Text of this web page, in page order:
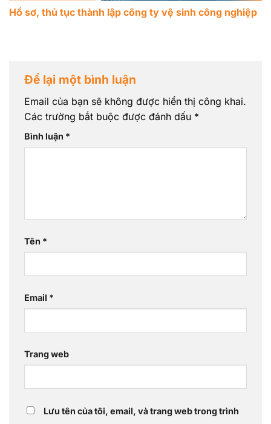
Hồ sơ, thủ tục thành lập công ty vệ sinh công nghiệp
Để lại một bình luận
Email của bạn sẽ không được hiển thị công khai.
Các trường bắt buộc được đánh dấu *
Bình luận *
Tên *
Email *
Trang web
Lưu tên của tôi, email, và trang web trong trình